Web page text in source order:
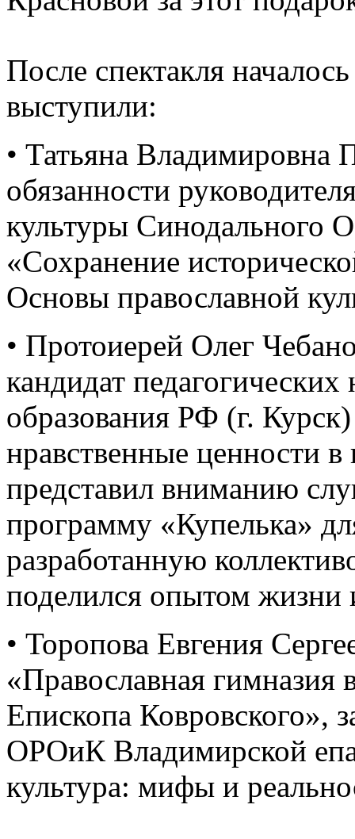
После спектакля
выступили:
• Татьяна Владимировна
обязанности
культуры Синодального
«Сохранение
Основы православной
• Протоиерей Олег
кандидат
образования РФ (г.
нравственные ценности
представил вниманию
программу «Купелька»
разработанную
поделился опытом
• Торопова Евгения
«Православная гимназия
Епископа Ковровского»,
ОРОиК Владимирской
культура: мифы и